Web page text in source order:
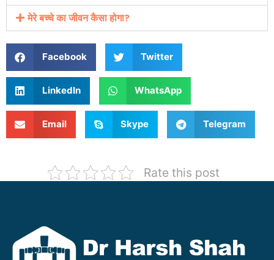
मेरे बच्चे का जीवन कैसा होगा?
Facebook Twitter
LinkedIn WhatsApp
Email Skype Telegram
Rate this post